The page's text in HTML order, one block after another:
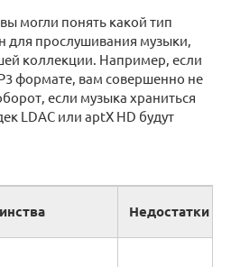
могли понять какой тип
для прослушивания музыки,
коллекции. Например, если
формате, вам совершенно не
если музыка храниться
LDAC или aptX HD будут
Недостатки